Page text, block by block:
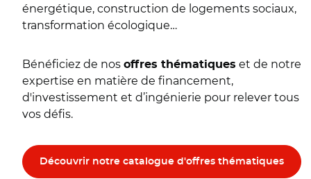
énergétique, construction de logements sociaux,
transformation écologique…
Bénéficiez de nos offres thématiques et de notre
expertise en matière de financement,
d'investissement et d’ingénierie pour relever tous
vos défis.
Découvrir notre catalogue d'offres thématiques